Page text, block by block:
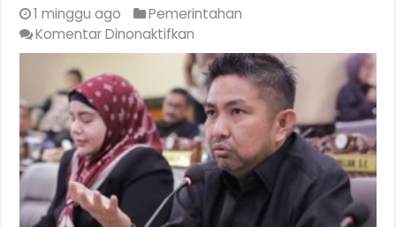
1 minggu ago
Pemerintahan
Komentar Dinonaktifkan
H
M
Syaripuddin
PAW
Komisioner
KPID
Kalsel
Jelas